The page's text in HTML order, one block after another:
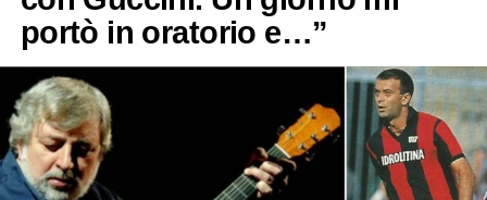
portò in oratorio e…”